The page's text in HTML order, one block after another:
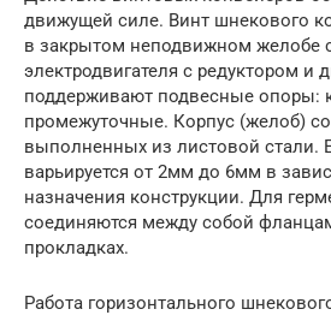
движущей силе. Винт шнекового
в закрытом неподвижном
электродвигателя с редуктором и
поддерживают подвесные опоры:
промежуточные. Корпус (желоб)
выполненных из листовой стали.
варьируется от 2мм до 6мм в
назначения конструкции. Для
соединяются между собой
прокладках.
Работа горизонтального